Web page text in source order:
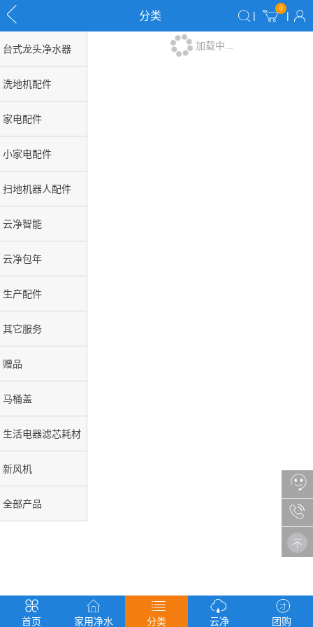
分类 |
0
|
首页 家用净水 分类 云净 团购
台式龙头净水器
洗地机配件
家电配件
小家电配件
扫地机器人配件
云净智能
云净包年
生产配件
其它服务
赠品
马桶盖
生活电器滤芯耗材
新风机
全部产品
加载中...